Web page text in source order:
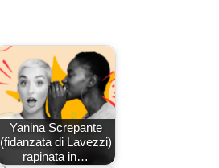
Yanina Screpante
(fidanzata di Lavezzi)
rapinata in…